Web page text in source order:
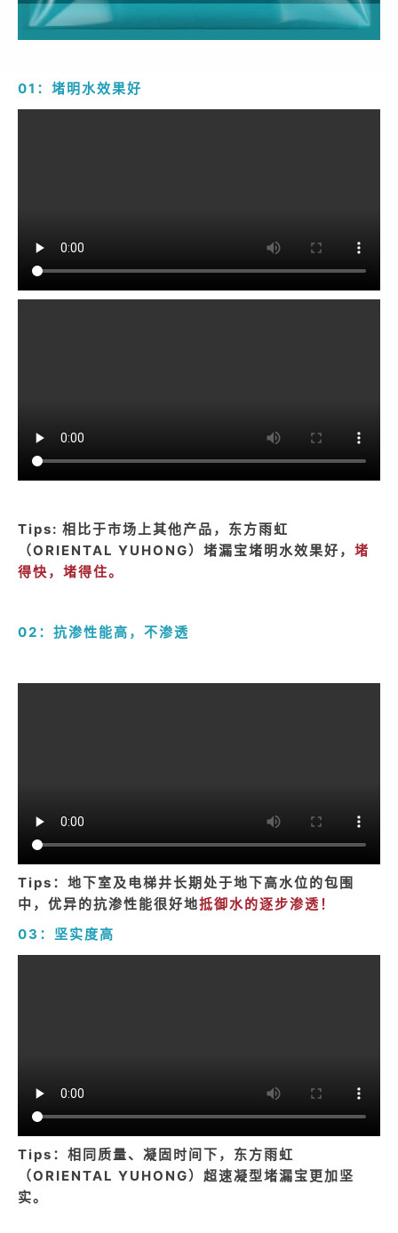
01：堵明水效果好
Tips: 相比于市场上其他产品，东方雨虹
（ORIENTAL YUHONG）堵漏宝堵明水效果好， 堵
得快，堵得住。
02：抗渗性能高，不渗透
Tips： 地下室及电梯井长期处于地下高水位的包围
中，优异的抗渗性能很好地抵御水的逐步渗透！
03：坚实度高
Tips： 相同质量、凝固时间下，东方雨虹
（ORIENTAL YUHONG）超速凝型堵漏宝更加坚
实。